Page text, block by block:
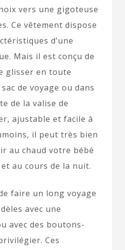
vers une gigoteuse
Ce vêtement dispose
d’une
Mais il est conçu de
glisser en toute
de voyage ou dans
de la valise de
ajustable et facile à
il peut très bien
au chaud votre bébé
au cours de la nuit.
faire un long voyage
avec une
avec des boutons-
Ces